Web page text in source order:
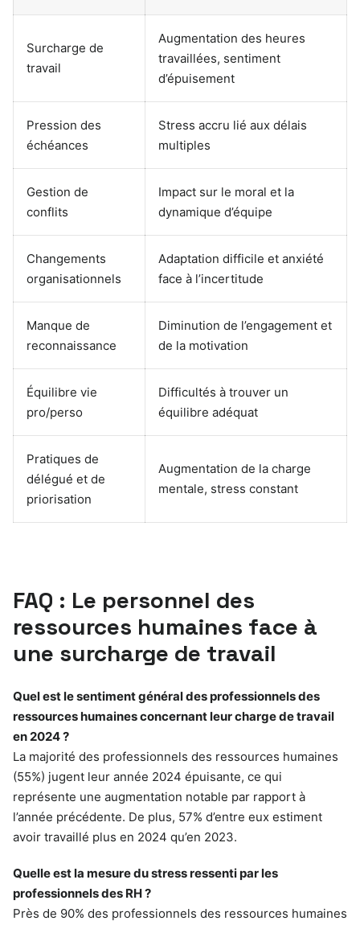
Surcharge de
travail
Augmentation des heures
travaillées, sentiment
d’épuisement
Pression des
échéances
Stress accru lié aux délais
multiples
Gestion de
conflits
Impact sur le moral et la
dynamique d’équipe
Changements
organisationnels
Adaptation difficile et anxiété
face à l’incertitude
Manque de
reconnaissance
Diminution de l’engagement et
de la motivation
Équilibre vie
pro/perso
Difficultés à trouver un
équilibre adéquat
Pratiques de
délégué et de
priorisation
Augmentation de la charge
mentale, stress constant
FAQ : Le personnel des
ressources humaines face à
une surcharge de travail
Quel est le sentiment général des professionnels des
ressources humaines concernant leur charge de travail
en 2024 ?
La majorité des professionnels des ressources humaines
(55%) jugent leur année 2024 épuisante, ce qui
représente une augmentation notable par rapport à
l’année précédente. De plus, 57% d’entre eux estiment
avoir travaillé plus en 2024 qu’en 2023.
Quelle est la mesure du stress ressenti par les
professionnels des RH ?
Près de 90% des professionnels des ressources humaines